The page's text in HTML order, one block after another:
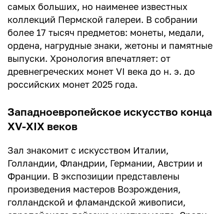
самых больших, но наименее известных
коллекций Пермской галереи. В собрании
более 17 тысяч предметов: монеты, медали,
ордена, нагрудные знаки, жетоны и памятные
выпуски. Хронология впечатляет: от
древнегреческих монет VI века до н. э. до
российских монет 2025 года.
Западноевропейское искусство конца
XV-XIX веков
Зал знакомит с искусством Италии,
Голландии, Фландрии, Германии, Австрии и
Франции. В экспозиции представлены
произведения мастеров Возрождения,
голландской и фламандской живописи,